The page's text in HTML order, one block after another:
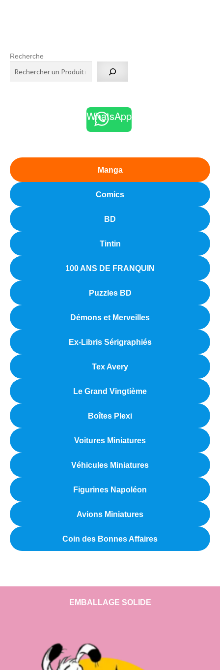
Recherche
WhatsApp
Manga
Comics
BD
Tintin
100 ANS DE FRANQUIN
Puzzles BD
Démons et Merveilles
Ex-Libris Sérigraphiés
Tex Avery
Le Grand Vingtième
Boîtes Plexi
Voitures Miniatures
Véhicules Miniatures
Figurines Napoléon
Avions Miniatures
Coin des Bonnes Affaires
EMBALLAGE SOLIDE